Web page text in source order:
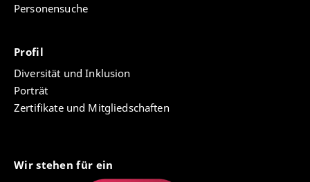
Personensuche
Profil
Diversität und Inklusion
Porträt
Zertifikate und Mitgliedschaften
Wir stehen für ein